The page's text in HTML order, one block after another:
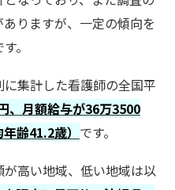
りますが、一定の傾向を
。
集計した看護師の全国平
、月額給与が36万3500
齢41.2歳） です。
高い地域、低い地域は以